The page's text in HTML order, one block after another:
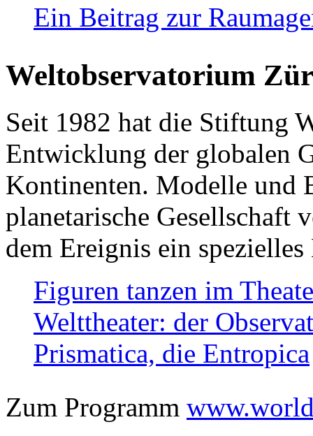
Ein Beitrag zur
Weltobservatorium
Seit 1982 hat die Stiftung
Entwicklung der globalen
Kontinenten. Modelle und
planetarische Gesellschaft
dem Ereignis ein
Figuren tanzen im
Welttheater: der
Prismatica, die Entropica
Zum Programm